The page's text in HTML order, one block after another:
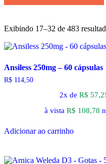
Exibindo 17–32 de 483
Ansiless 250mg – 60 cápsulas
R$ 114,50
2x de R$
à vista R$ 108,78
Adicionar ao carrinho